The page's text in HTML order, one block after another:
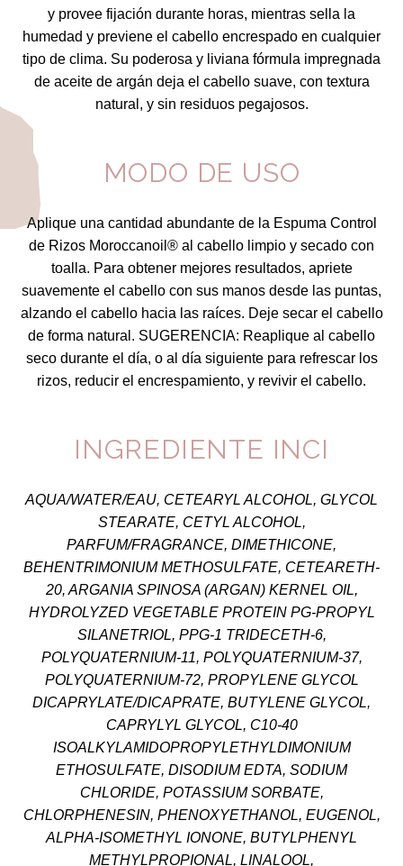
y provee fijación durante horas, mientras sella la
humedad y previene el cabello encrespado en cualquier
tipo de clima. Su poderosa y liviana fórmula impregnada
de aceite de argán deja el cabello suave, con textura
natural, y sin residuos pegajosos.
MODO DE USO
Aplique una cantidad abundante de la Espuma Control
de Rizos Moroccanoil® al cabello limpio y secado con
toalla. Para obtener mejores resultados, apriete
suavemente el cabello con sus manos desde las puntas,
alzando el cabello hacia las raíces. Deje secar el cabello
de forma natural. SUGERENCIA: Reaplique al cabello
seco durante el día, o al día siguiente para refrescar los
rizos, reducir el encrespamiento, y revivir el cabello.
INGREDIENTE INCI
AQUA/WATER/EAU, CETEARYL ALCOHOL, GLYCOL
STEARATE, CETYL ALCOHOL,
PARFUM/FRAGRANCE, DIMETHICONE,
BEHENTRIMONIUM METHOSULFATE, CETEARETH-
20, ARGANIA SPINOSA (ARGAN) KERNEL OIL,
HYDROLYZED VEGETABLE PROTEIN PG-PROPYL
SILANETRIOL, PPG-1 TRIDECETH-6,
POLYQUATERNIUM-11, POLYQUATERNIUM-37,
POLYQUATERNIUM-72, PROPYLENE GLYCOL
DICAPRYLATE/DICAPRATE, BUTYLENE GLYCOL,
CAPRYLYL GLYCOL, C10-40
ISOALKYLAMIDOPROPYLETHYLDIMONIUM
ETHOSULFATE, DISODIUM EDTA, SODIUM
CHLORIDE, POTASSIUM SORBATE,
CHLORPHENESIN, PHENOXYETHANOL, EUGENOL,
ALPHA-ISOMETHYL IONONE, BUTYLPHENYL
METHYLPROPIONAL, LINALOOL,